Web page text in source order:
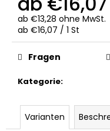
ab €13,28 ohne MwSt.
Verkaufspreis:
ab €16,07 / 1 St
Kategorie:
Fragen
Varianten
n
KINDER-
€14,38